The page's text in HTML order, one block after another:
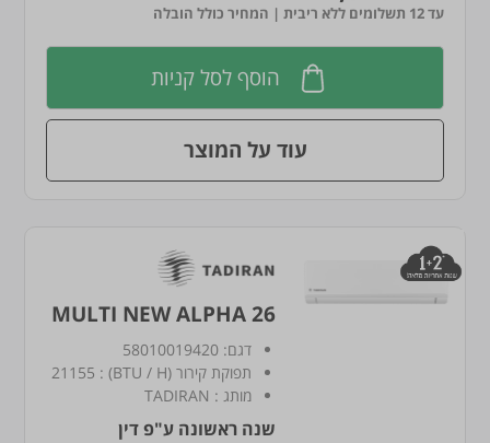
עד 12 תשלומים ללא ריבית | המחיר כולל הובלה
הוסף לסל קניות
עוד על המוצר
MULTI NEW ALPHA 26
דגם: 58010019420
תפוקת קירור (BTU / H)
:
21155
מותג :
TADIRAN
שנה ראשונה ע"פ דין